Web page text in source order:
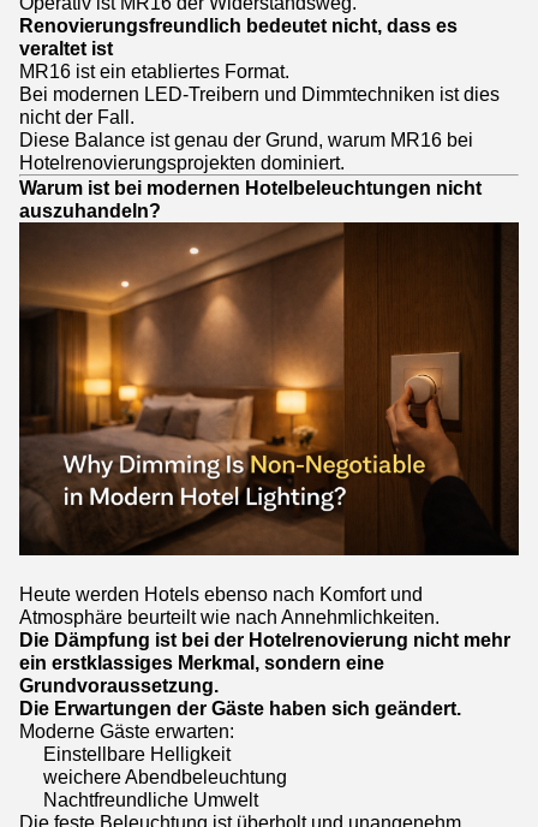
Renovierungsfreundlich bedeutet nicht, dass es
veraltet ist
MR16 ist ein etabliertes Format.
Bei modernen LED-Treibern und Dimmtechniken ist dies
nicht der Fall.
Diese Balance ist genau der Grund, warum MR16 bei
Hotelrenovierungsprojekten dominiert.
Warum ist bei modernen Hotelbeleuchtungen nicht
auszuhandeln?
Heute werden Hotels ebenso nach Komfort und
Atmosphäre beurteilt wie nach Annehmlichkeiten.
Die Dämpfung ist bei der Hotelrenovierung nicht mehr
ein erstklassiges Merkmal, sondern eine
Grundvoraussetzung.
Die Erwartungen der Gäste haben sich geändert.
Moderne Gäste erwarten:
Einstellbare Helligkeit
weichere Abendbeleuchtung
Nachtfreundliche Umwelt
Die feste Beleuchtung ist überholt und unangenehm,